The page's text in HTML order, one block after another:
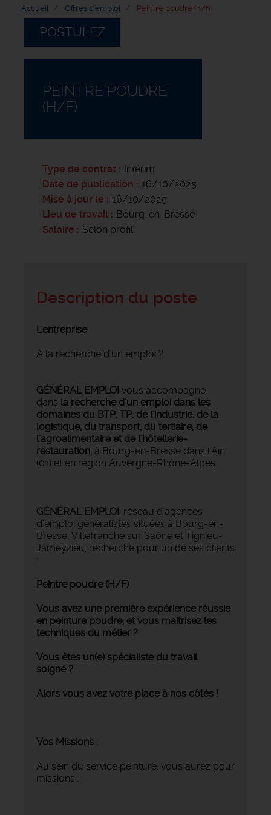
Accueil Offres d'emploi Peintre poudre (h/f)
POSTULEZ
PEINTRE POUDRE
(H/F)
Type de contrat
Intérim
Date de publication
16/10/2025
Mise à jour le
16/10/2025
Lieu de travail
Bourg-en-Bresse
Salaire
Selon profil
Description du poste
L'entreprise
A la recherche d'un emploi ?
GÉNÉRAL EMPLOI vous accompagne
dans la recherche d'un emploi dans les
domaines du BTP, TP, de l'industrie, de la
logistique, du transport, du tertiaire, de
l'agroalimentaire et de l'hôtellerie-
restauration, à Bourg-en-Bresse dans l'Ain
(01) et en région Auvergne-Rhône-Alpes.
GÉNÉRAL EMPLOI , réseau d'agences
d’emploi généralistes situées à Bourg-en-
Bresse, Villefranche sur Saône et Tignieu-
Jameyzieu, recherche pour un de ses clients
:
Peintre poudre (H/F)
Vous avez une première expérience réussie
en peinture poudre, et vous maitrisez les
techniques du métier ?
Vous êtes un(e) spécialiste du travail
soigné ?
Alors vous avez votre place à nos côtés !
Vos Missions :
Au sein du service peinture, vous aurez pour
missions :